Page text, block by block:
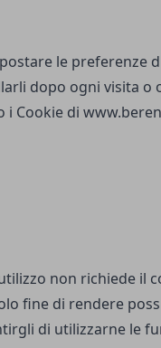
le preferenze
dopo ogni visita o
i Cookie di
non richiede il
fine di rendere
di utilizzarne le